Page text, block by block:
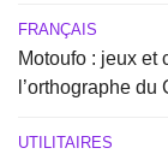
FRANÇAIS
Motoufo : jeux et
l’orthographe du
UTILITAIRES